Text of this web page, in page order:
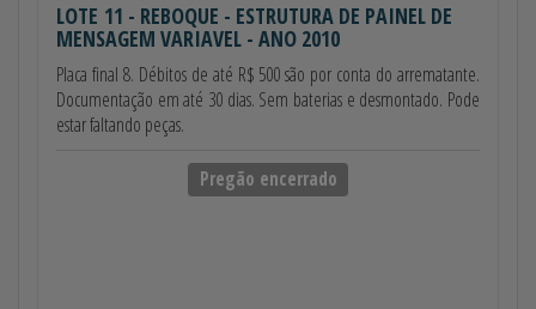
LOTE 11 - REBOQUE - ESTRUTURA DE PAINEL DE
MENSAGEM VARIAVEL - ANO 2010
Placa final 8. Débitos de até R$ 500 são por conta do arrematante.
Documentação em até 30 dias. Sem baterias e desmontado. Pode
estar faltando peças.
Pregão encerrado